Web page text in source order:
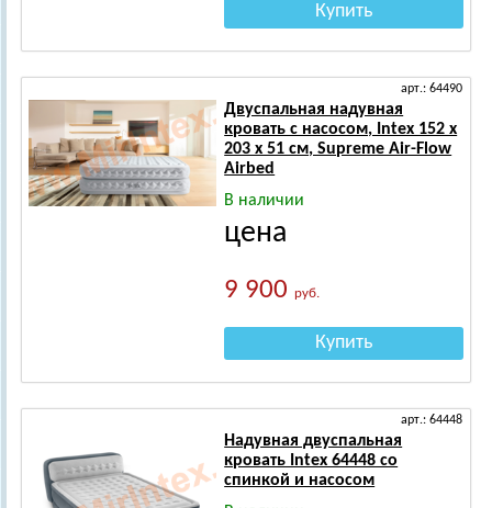
Купить
арт.: 64490
Двуспальная надувная
кровать с насосом, Intex 152 х
203 х 51 см, Supreme Air-Flow
Airbed
В наличии
цена
9 900руб.
Купить
арт.: 64448
Надувная двуспальная
кровать Intex 64448 со
спинкой и насосом